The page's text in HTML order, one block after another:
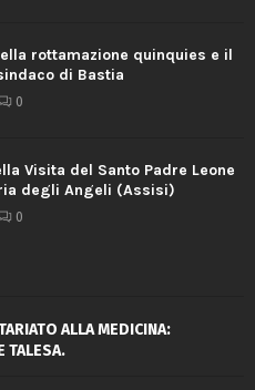
rottamazione quinquies e il
di Bastia
0
Visita del Santo Padre Leone
degli Angeli (Assisi)
0
ALLA MEDICINA:
TALESA.